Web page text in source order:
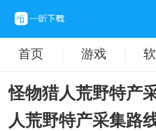
首页 游戏
怪物猎人荒野特产
人荒野特产采集路